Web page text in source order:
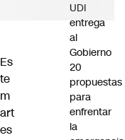
Es
te
m
art
es
UDI
entrega
al
Gobierno
20
propuestas
para
enfrentar
la